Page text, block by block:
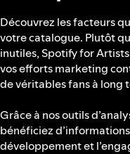
Découvrez les facteurs
votre catalogue. Plutôt
inutiles, Spotify for
vos efforts marketing
de véritables fans à long
Grâce à nos outils
bénéficiez
développement et